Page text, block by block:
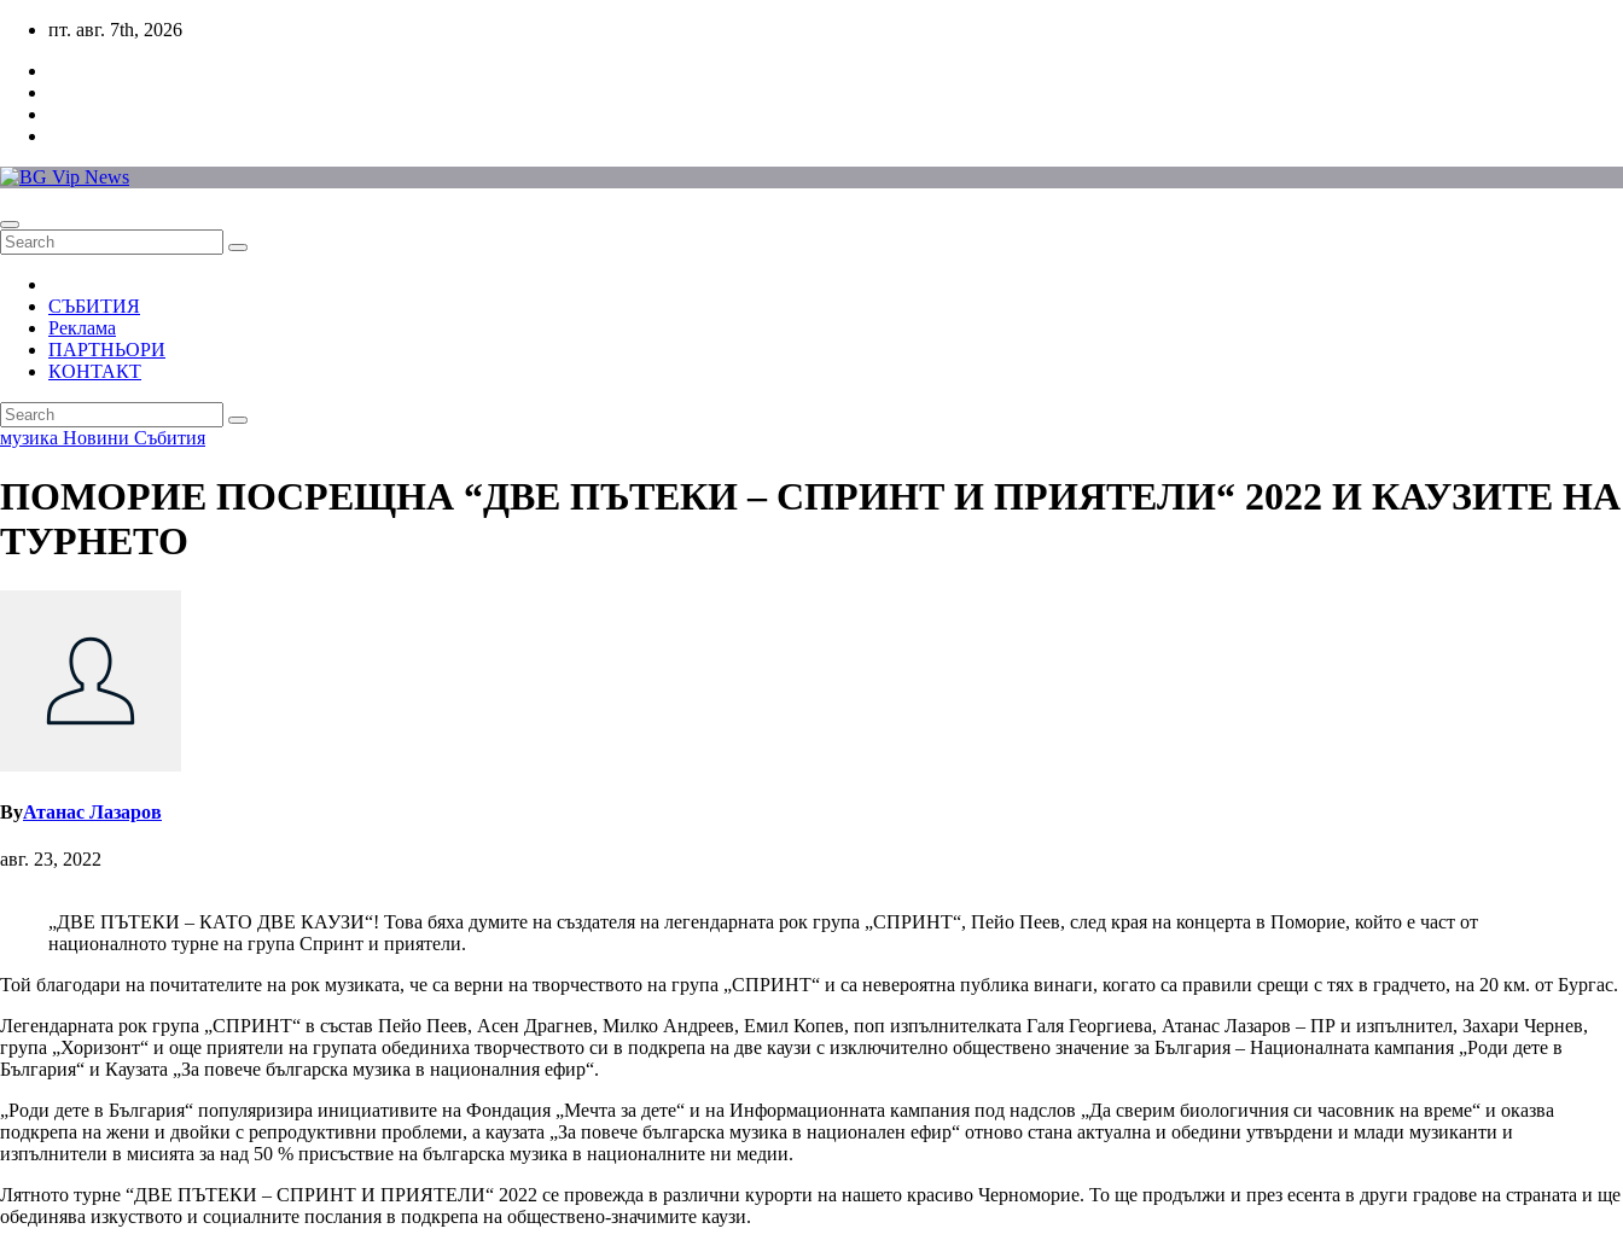
Skip
content
пт. авг. 7th, 2026
СЪБИТИЯ
Реклама
ПАРТНЬОРИ
КОНТАКТ
музика Новини Събития
ПОМОРИЕ ПОСРЕЩНА “ДВЕ ПЪТЕКИ – СПРИНТ И ПРИЯТЕЛИ“ 2022 И КАУЗИТЕ НА
ТУРНЕТО
ByАтанас Лазаров
авг. 23, 2022
„ДВЕ ПЪТЕКИ – КАТО ДВЕ КАУЗИ“! Това бяха думите на създателя на легендарната рок група „СПРИНТ“, Пейо Пеев, след края на концерта в Поморие, който е част от
националното турне на група Спринт и приятели.
Той благодари на почитателите на рок музиката, че са верни на творчеството на група „СПРИНТ“ и са невероятна публика винаги, когато са правили срещи с тях в градчето, на 20 км. от Бургас.
Легендарната рок група „СПРИНТ“ в състав Пейо Пеев, Асен Драгнев, Милко Андреев, Емил Копев, поп изпълнителката Галя Георгиева, Атанас Лазаров – ПР и изпълнител, Захари Чернев,
група „Хоризонт“ и още приятели на групата обединиха творчеството си в подкрепа на две каузи с изключително обществено значение за България – Националната кампания „Роди дете в
България“ и Каузата „За повече българска музика в националния ефир“.
„Роди дете в България“ популяризира инициативите на Фондация „Мечта за дете“ и на Информационната кампания под надслов „Да сверим биологичния си часовник на време“ и оказва
подкрепа на жени и двойки с репродуктивни проблеми, а каузата „За повече българска музика в национален ефир“ отново стана актуална и обедини утвърдени и млади музиканти и
изпълнители в мисията за над 50 % присъствие на българска музика в националните ни медии.
Лятното турне “ДВЕ ПЪТЕКИ – СПРИНТ И ПРИЯТЕЛИ“ 2022 се провежда в различни курорти на нашето красиво Черноморие. То ще продължи и през есента в други градове на страната и ще
обединява изкуството и социалните послания в подкрепа на обществено-значимите каузи.